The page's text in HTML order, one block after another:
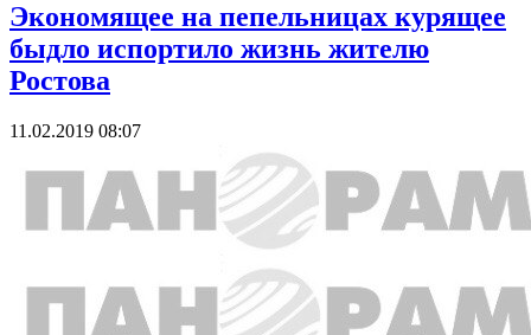
Экономящее на пепельницах курящее
быдло испортило жизнь жителю
Ростова
11.02.2019 08:07